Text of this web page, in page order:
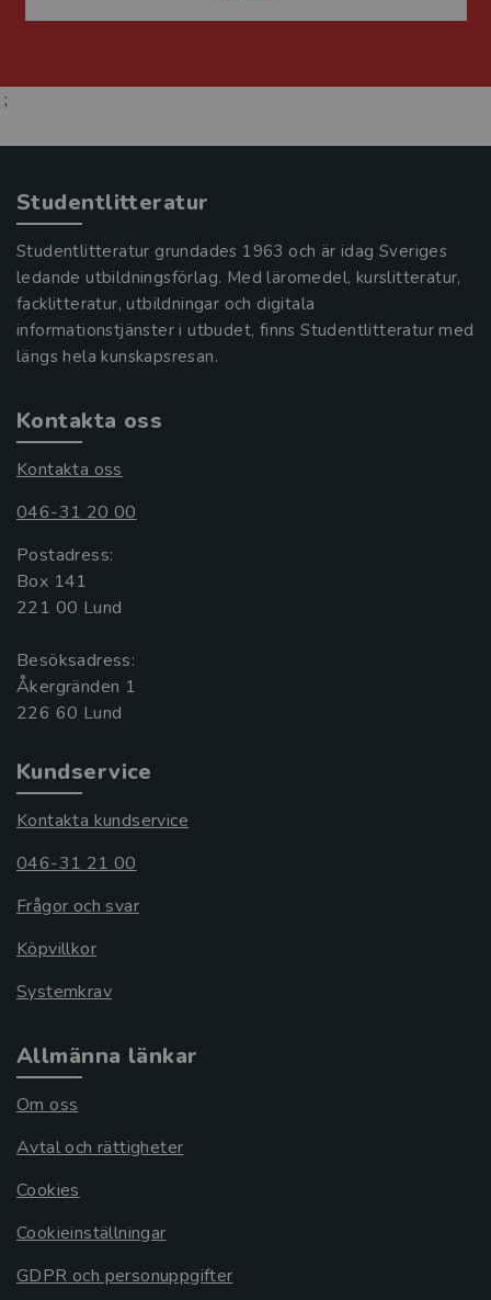
;
Studentlitteratur
Studentlitteratur grundades 1963 och är idag Sveriges
ledande utbildningsförlag. Med läromedel, kurslitteratur,
facklitteratur, utbildningar och digitala
informationstjänster i utbudet, finns Studentlitteratur med
längs hela kunskapsresan.
Kontakta oss
Kontakta oss
046-31 20 00
Postadress:
Box 141
221 00 Lund
Besöksadress:
Åkergränden 1
Kundservice
Kontakta kundservice
046-31 21 00
Frågor och svar
Köpvillkor
Systemkrav
Allmänna länkar
Om oss
Avtal och rättigheter
Cookies
Cookieinställningar
GDPR och personuppgifter